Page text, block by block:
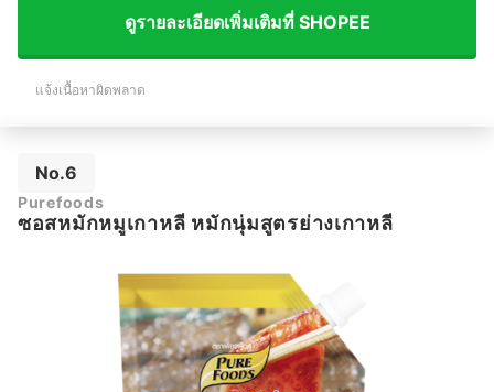
ดูรายละเอียดเพิ่มเติมที่ SHOPEE
แจ้งเนื้อหาผิดพลาด
No.6
Purefoods
ซอสหมักหมูเกาหลี หมักนุ่มสูตรย่างเกาหลี